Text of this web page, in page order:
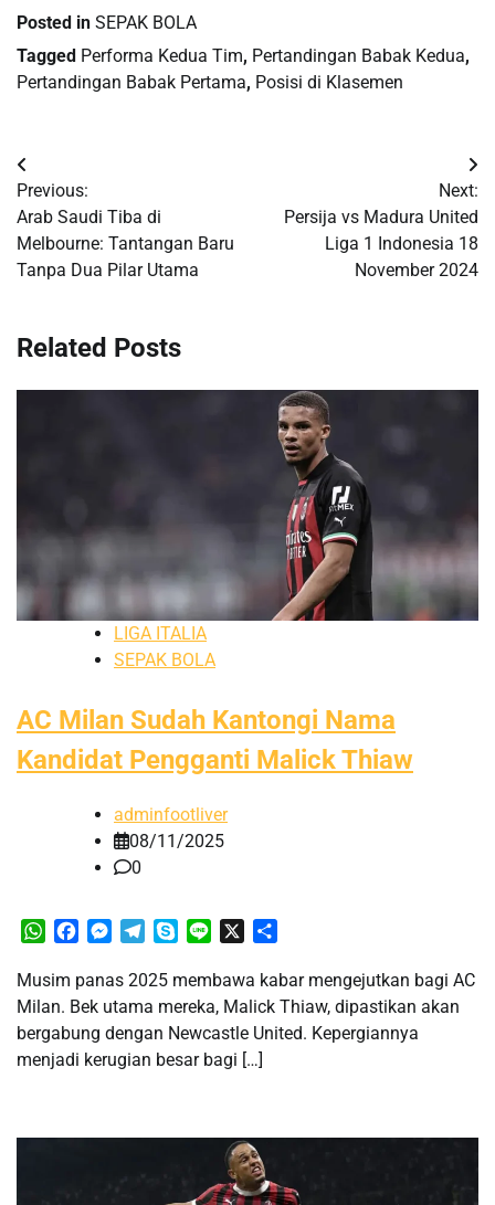
Posted in SEPAK BOLA
Tagged Performa Kedua Tim, Pertandingan Babak Kedua,
Pertandingan Babak Pertama, Posisi di Klasemen
Post
navigation
Previous:
Arab Saudi Tiba di
Melbourne: Tantangan Baru
Tanpa Dua Pilar Utama
Next:
Persija vs Madura United
Liga 1 Indonesia 18
November 2024
Related Posts
LIGA ITALIA
SEPAK BOLA
AC Milan Sudah Kantongi Nama
Kandidat Pengganti Malick Thiaw
adminfootliver
08/11/2025
0
WhatsApp
FacebookMessenger
TelegramSkypeLine
Musim panas 2025 membawa kabar mengejutkan bagi AC
Milan. Bek utama mereka, Malick Thiaw, dipastikan akan
bergabung dengan Newcastle United. Kepergiannya
menjadi kerugian besar bagi […]